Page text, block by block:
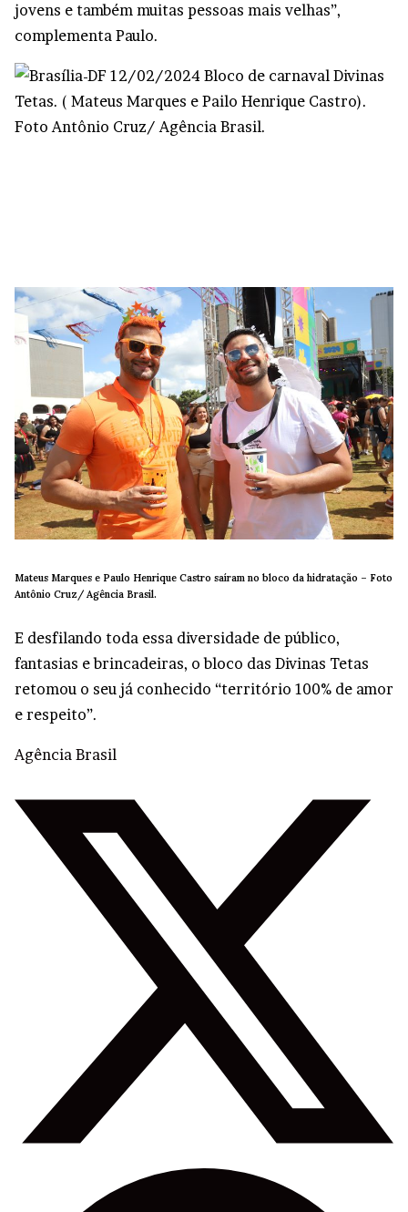
jovens e também muitas pessoas mais velhas”,
complementa Paulo.
Mateus Marques e Paulo Henrique Castro saíram no bloco da hidratação – Foto
Antônio Cruz/ Agência Brasil.
E desfilando toda essa diversidade de público,
fantasias e brincadeiras, o bloco das Divinas Tetas
retomou o seu já conhecido “território 100% de amor
e respeito”.
Agência Brasil